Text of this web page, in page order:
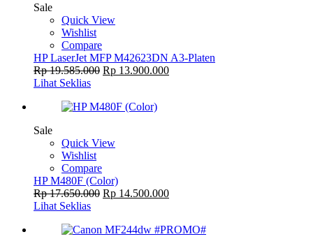
Sale
Quick View
Wishlist
Compare
HP LaserJet MFP M42623DN A3-Platen
Rp19.585.000 Rp 13.900.000
Lihat Seklias
Sale
Quick View
Wishlist
Compare
HP M480F (Color)
Rp17.650.000 Rp 14.500.000
Lihat Seklias